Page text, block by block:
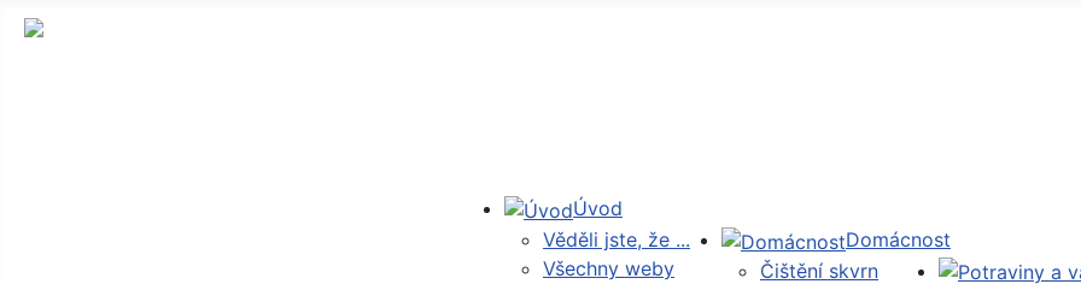
Úvod
Věděli jste, že ...
Všechny weby
Domácnost
Čištění skvrn